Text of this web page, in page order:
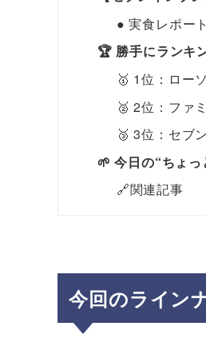
● 実食レポート
🏆 勝手にランキ
🥇 1位：ロー
🥈 2位：ファ
🥉 3位：セブ
🌱 今日の“ちょ
🔗関連記事
今回のライン